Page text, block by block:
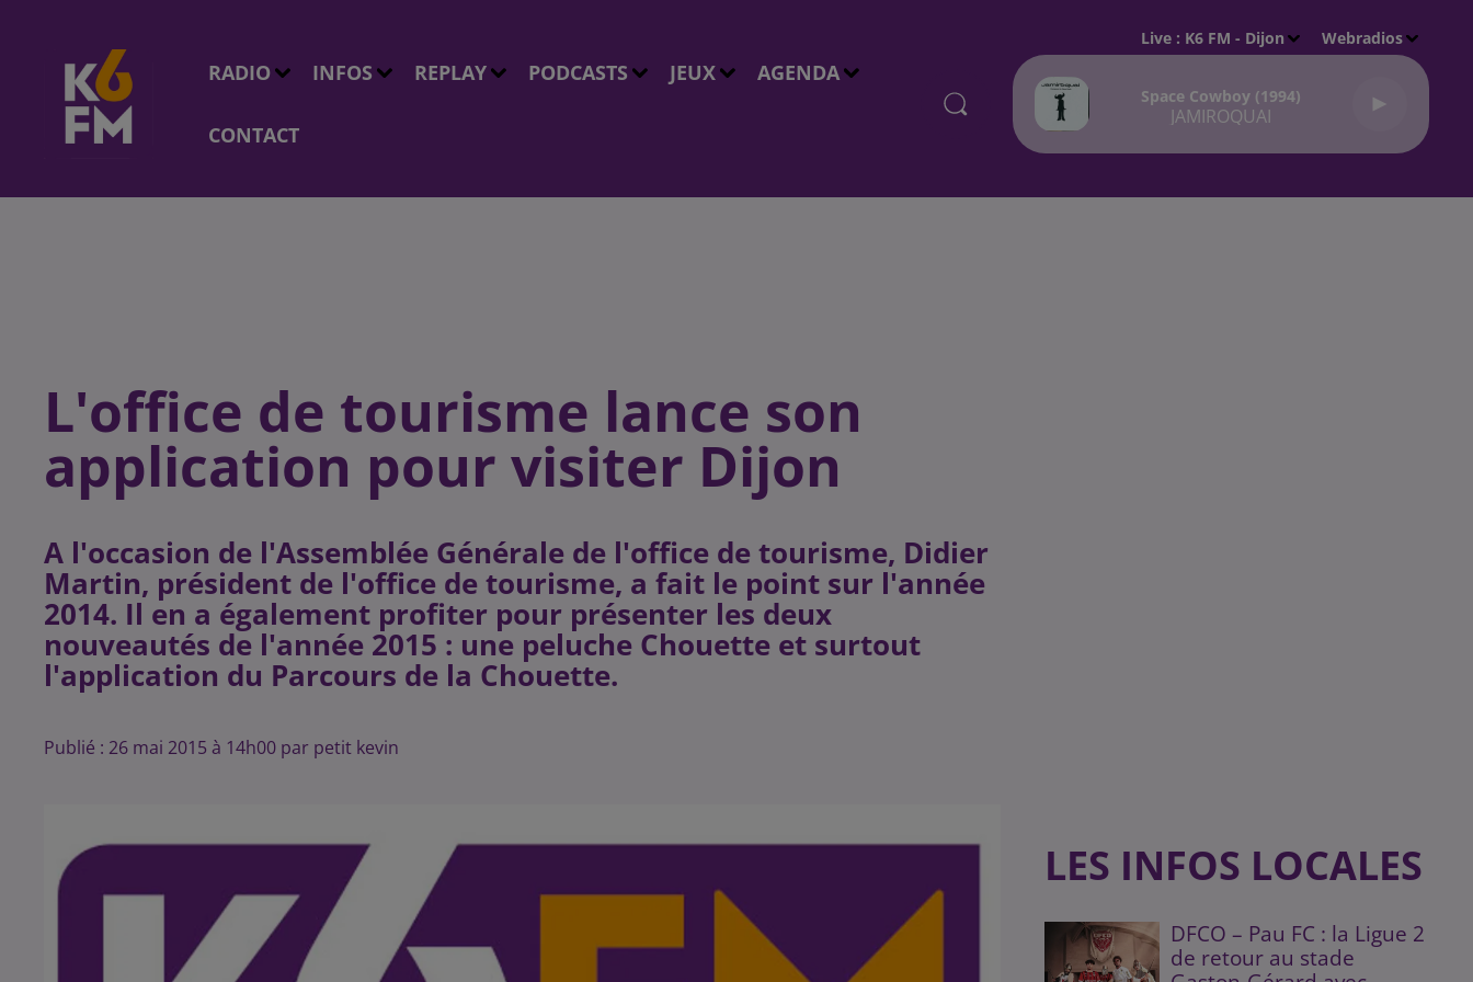
RADIO INFOS REPLAY PODCASTS JEUX AGENDA
CONTACT
Live : K6 FM - Dijon Webradios
Space Cowboy (1994)
JAMIROQUAI
L'office de tourisme lance son
application pour visiter Dijon
A l'occasion de l'Assemblée Générale de l'office de tourisme, Didier
Martin, président de l'office de tourisme, a fait le point sur l'année
2014. Il en a également profiter pour présenter les deux
nouveautés de l'année 2015 : une peluche Chouette et surtout
Publié : 26 mai 2015 à 14h00 par petit kevin
LES INFOS LOCALES
DFCO – Pau FC : la Ligue 2
de retour au stade